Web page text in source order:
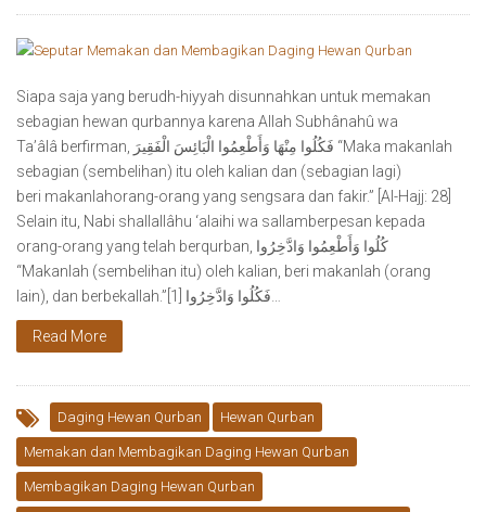
Siapa saja yang berudh-hiyyah disunnahkan untuk memakan
sebagian hewan qurbannya karena Allah Subhânahû wa
Ta’âlâ berfirman, فَكُلُوا مِنْهَا وَأَطْعِمُوا الْبَائِسَ الْفَقِيرَ “Maka makanlah
sebagian (sembelihan) itu oleh kalian dan (sebagian lagi)
beri makanlahorang-orang yang sengsara dan fakir.” [Al-Hajj: 28]
Selain itu, Nabi shallallâhu ‘alaihi wa sallamberpesan kepada
orang-orang yang telah berqurban, كُلُوا وَأَطْعِمُوا وَادَّخِرُوا
“Makanlah (sembelihan itu) oleh kalian, beri makanlah (orang
Read More
Daging Hewan Qurban Hewan Qurban
Memakan dan Membagikan Daging Hewan Qurban
Membagikan Daging Hewan Qurban